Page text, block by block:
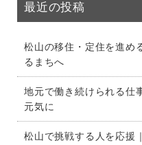
最近の投稿
松山の移住・定住を進め
るまちへ
地元で働き続けられる仕
元気に
松山で挑戦する人を応援